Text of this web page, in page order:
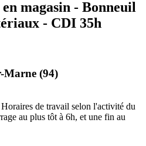
magasin - Bonneuil
- CDI 35h
Marne (94)
Horaires de travail selon l'activité du
au plus tôt à 6h, et une fin au